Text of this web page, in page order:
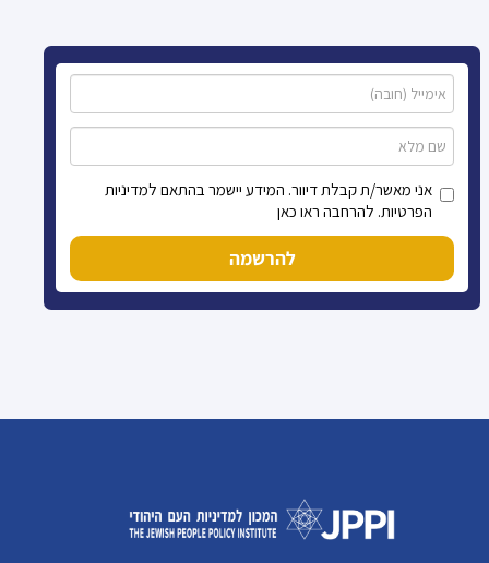
אני מאשר/ת קבלת דיוור. המידע יישמר בהתאם למדיניות
הפרטיות. להרחבה ראו כאן
להרשמה